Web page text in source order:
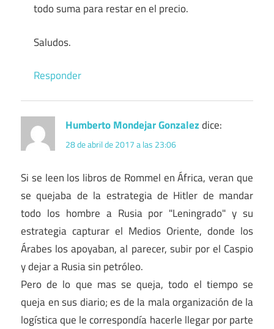
todo suma para restar en el precio.
Saludos.
Responder
Humberto Mondejar Gonzalezdice:
28 de abril de 2017 a las 23:06
Si se leen los libros de Rommel en África, veran que
se quejaba de la estrategia de Hitler de mandar
todo los hombre a Rusia por "Leningrado" y su
estrategia capturar el Medios Oriente, donde los
Árabes los apoyaban, al parecer, subir por el Caspio
y dejar a Rusia sin petróleo.
Pero de lo que mas se queja, todo el tiempo se
queja en sus diario; es de la mala organización de la
logística que le correspondía hacerle llegar por parte